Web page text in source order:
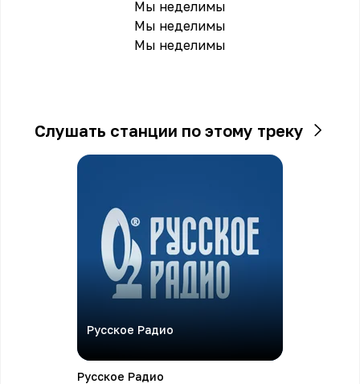
Мы неделимы
Мы неделимы
Мы недeлимы
Слушать станции по этому треку
Русское Радио
Русское Радио